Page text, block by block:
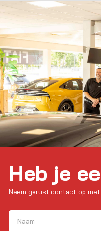
Heb je
Neem gerust contact op
Naam